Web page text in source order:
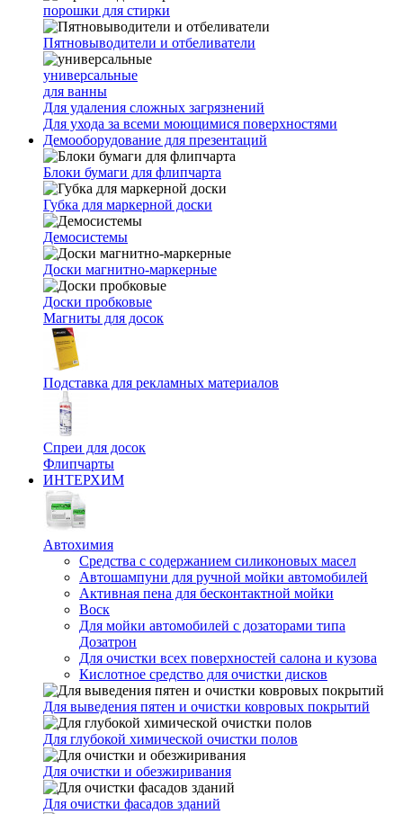
порошки для стирки
Пятновыводители и отбеливатели
универсальные
для ванны
Для удаления сложных загрязнений
Для ухода за всеми моющимися поверхностями
Демооборудование для презентаций
Блоки бумаги для флипчарта
Губка для маркерной доски
Демосистемы
Доски магнитно-маркерные
Доски пробковые
Магниты для досок
Подставка для рекламных материалов
Спреи для досок
Флипчарты
ИНТЕРХИМ
Автохимия
Cредства с содержанием силиконовых масел
Автошампуни для ручной мойки автомобилей
Активная пена для бесконтактной мойки
Воск
Для мойки автомобилей с дозаторами типа
Дозатрон
Для очистки всех поверхностей салона и кузова
Кислотное средство для очистки дисков
Для выведения пятен и очистки ковровых покрытий
Для глубокой химической очистки полов
Для очистки и обезжиривания
Для очистки фасадов зданий